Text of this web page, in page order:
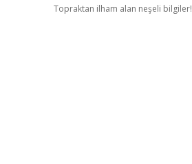
Topraktan ilham alan neşeli bilgiler!